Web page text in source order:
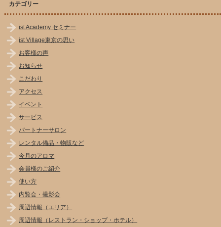
カテゴリー
ist Academy セミナー
ist Village東京の思い
お客様の声
お知らせ
こだわり
アクセス
イベント
サービス
パートナーサロン
レンタル備品・物販など
今月のアロマ
会員様のご紹介
使い方
内覧会・撮影会
周辺情報（エリア）
周辺情報（レストラン・ショップ・ホテル）